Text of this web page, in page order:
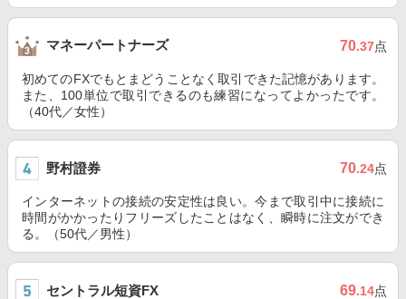
マネーパートナーズ 70.37点
初めてのFXでもとまどうことなく取引できた記憶があります。
また、100単位で取引できるのも練習になってよかったです。
（40代／女性）
野村證券 70.24点
インターネットの接続の安定性は良い。今まで取引中に接続に
時間がかかったりフリーズしたことはなく、瞬時に注文ができ
る。（50代／男性）
セントラル短資FX 69.14点